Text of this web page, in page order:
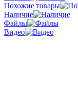
Похожие товары
Наличие
Файлы
Видео